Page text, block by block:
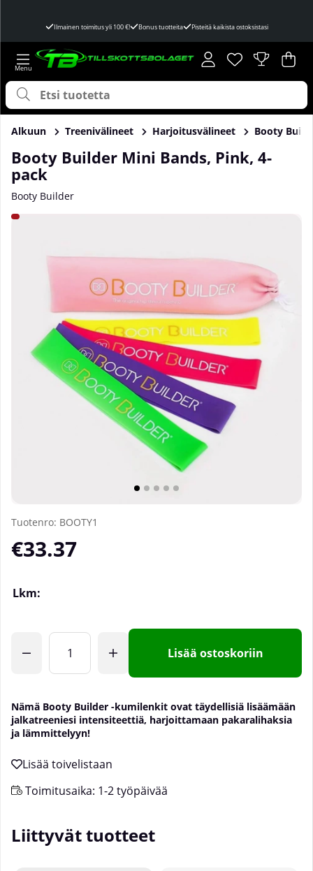
Ilmainen toimitus yli 100 €! Bonus tuotteita Pisteitä kaikista ostoksistasi
Toivelista
Lukumäärä
. .
Alkuun Treenivälineet Harjoitusvälineet Booty
Booty Builder Mini Bands, Pink, 4-
pack
Booty Builder
Tuotekuvat Booty Builder Mini Bands, Pink, 4-pack
Tuotenro: BOOTY1
€33.37
Lkm:
Lisää ostoskoriin
Nämä Booty Builder -kumilenkit ovat täydellisiä lisäämään
jalkatreeniesi intensiteettiä, harjoittamaan pakaralihaksia
ja lämmittelyyn!
Toimitusaika: 1-2 työpäivää
Liittyvät tuotteet